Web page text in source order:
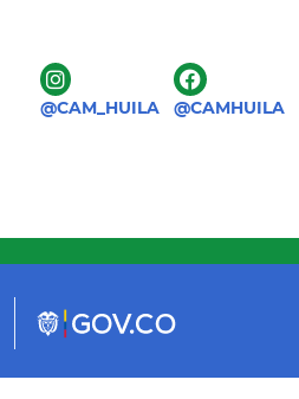
@CAM_HUILA @CAMHUILA